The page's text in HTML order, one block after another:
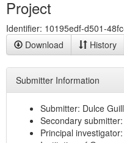
Project
Identifier: 10195edf-d501-
Download
History
Submitter Information
Submitter: Dulce
Secondary submitter:
Principal investigator: